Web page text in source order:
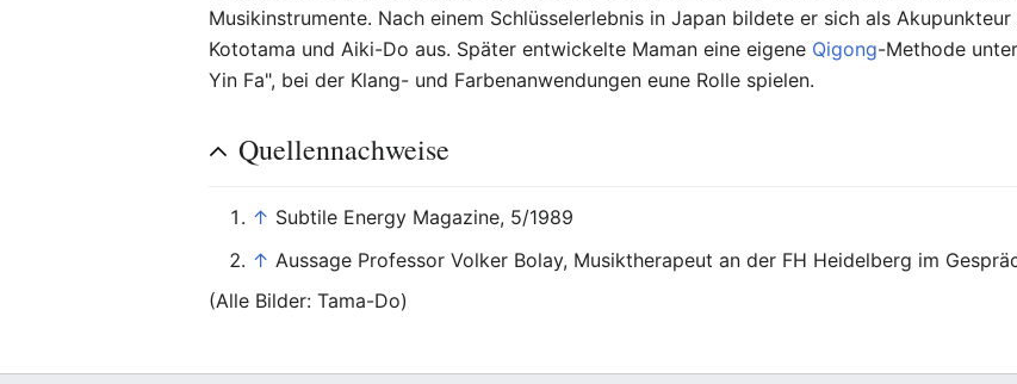
Musikinstrumente. Nach einem Schlüsselerlebnis in Japan bildete er sich als
Kototama und Aiki-Do aus. Später entwickelte Maman eine eigene Qigong-Methode
Yin Fa", bei der Klang- und Farbenanwendungen eune Rolle spielen.
Quellennachweise
↑ Subtile Energy Magazine, 5/1989
↑ Aussage Professor Volker Bolay, Musiktherapeut an der FH Heidelberg im
(Alle Bilder: Tama-Do)